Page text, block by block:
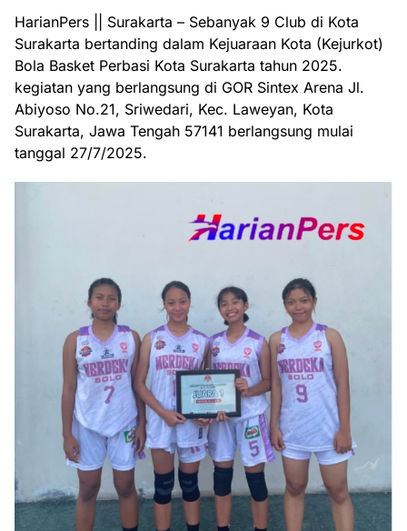
HarianPers || Surakarta – Sebanyak 9 Club di Kota
Surakarta bertanding dalam Kejuaraan Kota (Kejurkot)
Bola Basket Perbasi Kota Surakarta tahun 2025.
kegiatan yang berlangsung di GOR Sintex Arena Jl.
Abiyoso No.21, Sriwedari, Kec. Laweyan, Kota
Surakarta, Jawa Tengah 57141 berlangsung mulai
tanggal 27/7/2025.